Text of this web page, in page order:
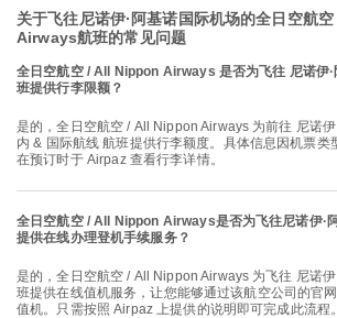
关于飞往尼诺伊·阿基诺国际机场的全日空航
Airways航班的常见问题
全日空航空 / All Nippon Airways 是否为飞往 尼诺伊·
班提供行李限额？
是的，全日空航空 / All Nippon Airways 为前往 尼诺伊·阿基诺国际机场 的 国
内 & 国际航线 航班提供行李额度。具体信息因机票类
在预订时于 Airpaz 查看行李详情。
全日空航空 / All Nippon Airways是否为飞往尼诺伊·
提供在线办理登机手续服务？
是的，全日空航空 / All Nippon Airways 为飞往 尼诺伊·阿基诺国际机场 的航
班提供在线值机服务，让您能够通过该航空公司的官
值机。只需按照 Airpaz 上提供的说明即可完成此流程。